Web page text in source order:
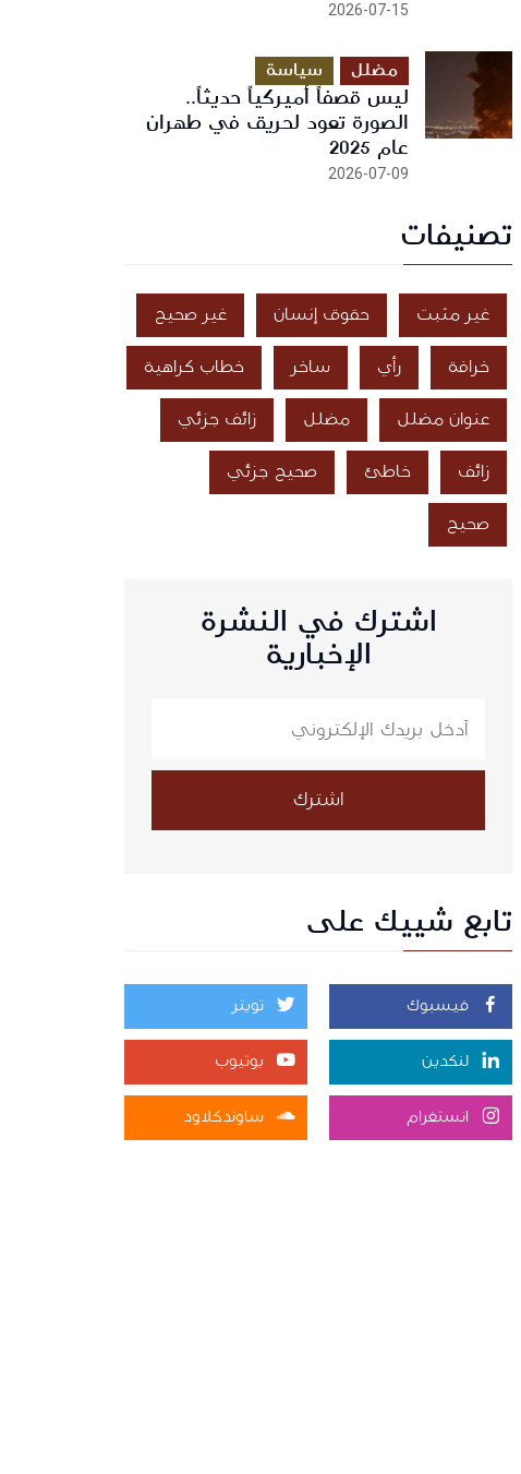
2026-07-15
مضلل سياسة
ليس قصفاً أميركياً حديثاً..
الصورة تعود لحريق في طهران
عام 2025
2026-07-09
تصنيفات
غير مثبت حقوق إنسان غير صحيح
خرافة رأي ساخر خطاب كراهية
عنوان مضلل مضلل زائف جزئي
زائف خاطئ صحيح جزئي
صحيح
اشترك في النشرة
الإخبارية
اشترك
تابع شييك على
فيسبوك تويتر
لنكدين يوتيوب
انستغرام ساوندكلاود